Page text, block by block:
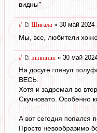
видны"
# Шигала » 30 май 2024
Мы, все, любители
# mmmmm » 30 май
На досуге глянул
ВЕСЬ.
Хотя и задремал во
Скучновато. Особенно
А вот сегодня попался
Просто невообразимо